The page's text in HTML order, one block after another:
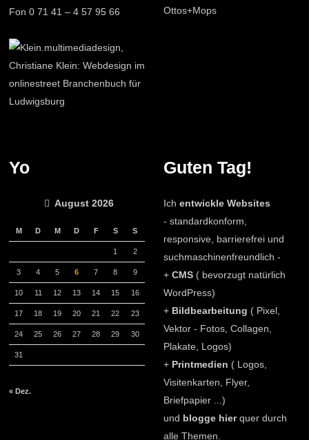
Fon 0 71 41 – 4 57 95 66
Ottos+Mops
Yo
August 2026
M D M D F S S
1 2
3 4 5 6 7 8 9
10 11 12 13 14 15 16
17 18 19 20 21 22 23
24 25 26 27 28 29 30
31
« Dez.
Guten Tag!
Ich entwickle Websites
- standardkonform,
responsive, barrierefrei und
suchmaschinenfreundlich -
+CMS ( bevorzugt natürlich
WordPress)
+ Bildbearbeitung ( Pixel,
Vektor - Fotos, Collagen,
Plakate, Logos)
+ Printmedien ( Logos,
Visitenkarten, Flyer,
Briefpapier ...)
und blogge hierquer durch
alle Themen.